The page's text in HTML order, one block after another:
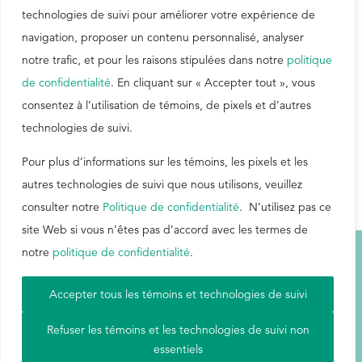
technologies de suivi pour améliorer votre expérience de
navigation, proposer un contenu personnalisé, analyser
notre trafic, et pour les raisons stipulées dans notre politique
de confidentialité. En cliquant sur « Accepter tout », vous
consentez à l’utilisation de témoins, de pixels et d’autres
technologies de suivi.
Pour plus d’informations sur les témoins, les pixels et les
autres technologies de suivi que nous utilisons, veuillez
consulter notre Politique de confidentialité. N’utilisez pas ce
site Web si vous n’êtes pas d’accord avec les termes de
notre politique de confidentialité.
Refuser les témoins et les technologies de suivi non
essentiels
Accepter tous les témoins et technologies de suivi
ANGLAIS
AckumenMCMCA-iMCpour les
affluents des usines de papier
ANGLAIS
Conditions d'utilisation | Carte du site | Politique de confidentialité